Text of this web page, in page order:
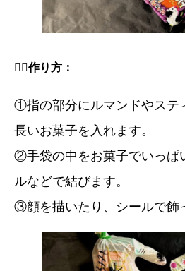
🧛‍♀️作り方：
①指の部分にルマンドやステ
長いお菓子を入れます。
②手袋の中をお菓子でいっぱ
ルなどで結びます。
③顔を描いたり、シールで飾